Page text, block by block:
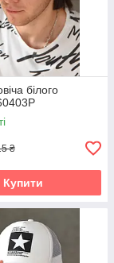
білого
₴
Купити